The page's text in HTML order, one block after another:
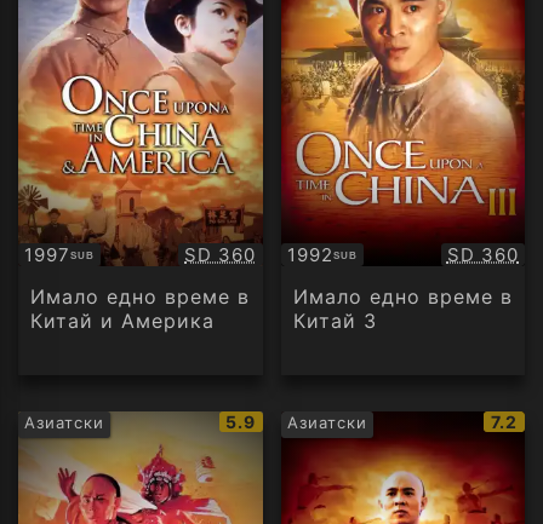
1997SUB
Субтитри Качество:
SD 360
Имало едно време в
Китай и Америка
1992SUB
Субтитри SD 360
Имало едно време в
Китай 3
Азиатски
IMDb
рейтинг:
5.9 Азиатски
IMDb
7.2